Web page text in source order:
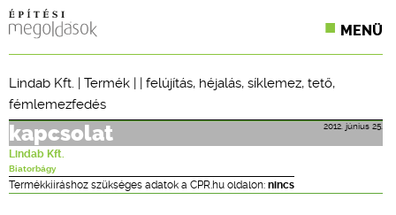
MENÜ
CPR TERMÉKKIÍRÁS
ÉPÍTÉSI JOG
Lindab Kft. | Termék | | felújítás, héjalás, síklemez, tető,
fémlemezfedés
2012. június 25.
kapcsolat
Lindab Kft.
Biatorbágy
Termékkiíráshoz szükséges adatok a CPR.hu oldalon: nincs